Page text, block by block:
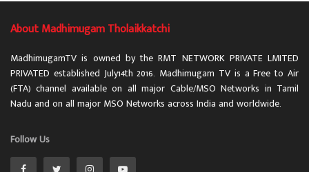
About Madhimugam Tholaikkatchi
MadhimugamTV is owned by the RMT NETWORK PRIVATE LMITED
PRIVATED established July14th 2016. Madhimugam TV is a Free to Air
(FTA) channel available on all major Cable/MSO Networks in Tamil
Nadu and on all major MSO Networks across India and worldwide.
Follow Us